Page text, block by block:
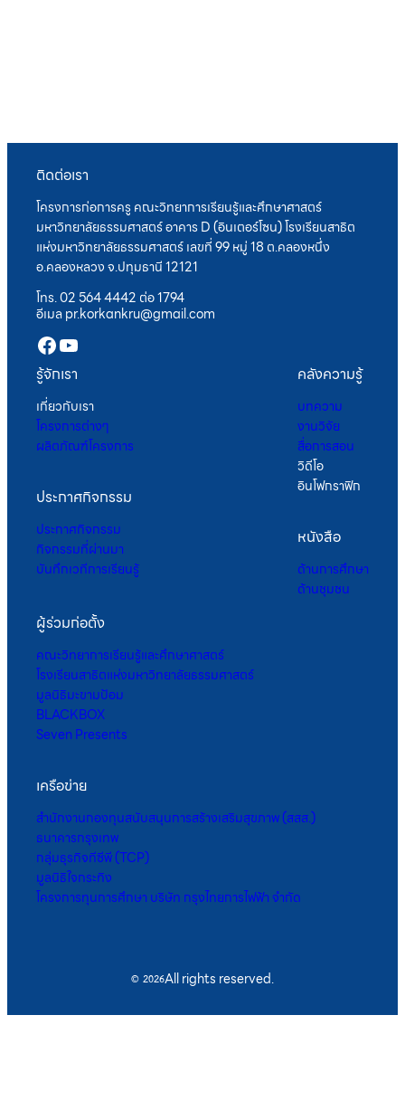
ติดต่อเรา
โครงการก่อการครู คณะวิทยาการเรียนรู้และศึกษาศาสตร์
มหาวิทยาลัยธรรมศาสตร์ อาคาร D (อินเตอร์โซน) โรงเรียนสาธิต
แห่งมหาวิทยาลัยธรรมศาสตร์ เลขที่ 99 หมู่ 18 ต.คลองหนึ่ง
อ.คลองหลวง จ.ปทุมธานี 12121
โทร. 02 564 4442 ต่อ 1794
อีเมล pr.korkankru@gmail.com
Facebook
YouTube
รู้จักเรา
เกี่ยวกับเรา
โครงการต่างๆ
ผลิตภัณฑ์โครงการ
ประกาศกิจกรรม
ประกาศกิจกรรม
กิจกรรมที่ผ่านมา
บันทึกเวทีการเรียนรู้
คลังความรู้
บทความ
งานวิจัย
สื่อการสอน
วิดีโอ
อินโฟกราฟิก
หนังสือ
ด้านการศึกษา
ด้านชุมชน
ผู้ร่วมก่อตั้ง
คณะวิทยาการเรียนรู้และศึกษาศาสตร์
โรงเรียนสาธิตแห่งมหาวิทยาลัยธรรมศาสตร์
มูลนิธิมะขามป้อม
BLACKBOX
Seven Presents
เครือข่าย
สำนักงานกองทุนสนับสนุนการสร้างเสริมสุขภาพ (สสส.)
ธนาคารกรุงเทพ
กลุ่มธุรกิจทีซีพี (TCP)
มูลนิธิใจกระทิง
โครงการทุนการศึกษา บริษัท กรุงไทยการไฟฟ้า จำกัด
© 2026All rights reserved.